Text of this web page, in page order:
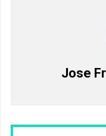
Jose